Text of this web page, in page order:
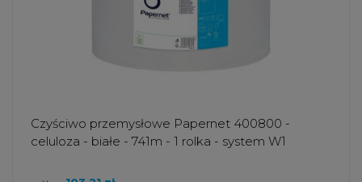
Czyściwo przemysłowe Papernet 400800 -
celuloza - białe - 741m - 1 rolka - system W1